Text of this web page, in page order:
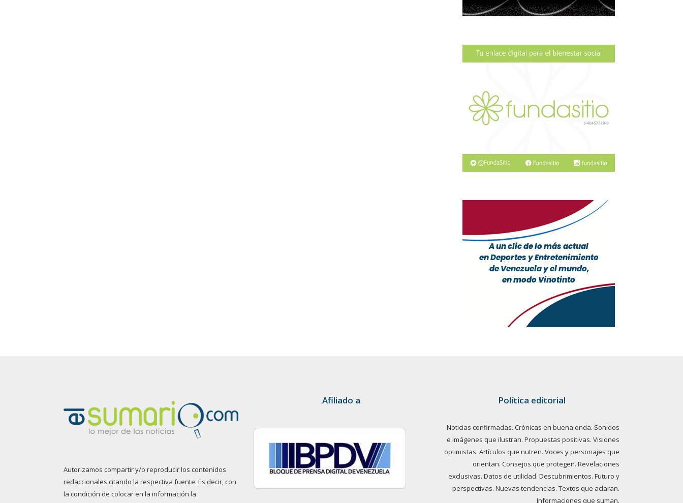
Autorizamos compartir y/o reproducir los contenidos
redaccionales citando la respectiva fuente. Es decir, con
la condición de colocar en la información la
Afiliado a Política editorial
Noticias confirmadas. Crónicas en buena onda. Sonidos
e imágenes que ilustran. Propuestas positivas. Visiones
optimistas. Artículos que nutren. Voces y personajes que
orientan. Consejos que protegen. Revelaciones
exclusivas. Datos de utilidad. Descubrimientos. Futuro y
perspectivas. Nuevas tendencias. Textos que aclaran.
Informaciones que suman.